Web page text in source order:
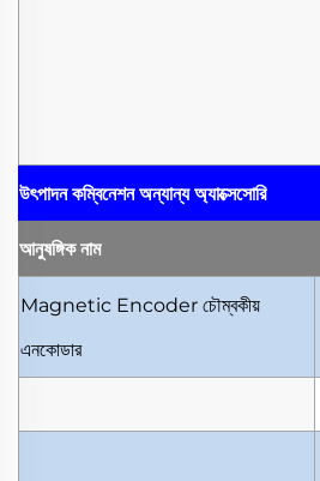
উৎপাদন কম্বিনেশনঅন্যান্য অ্যাক্সেসোরি
আনুষঙ্গিকনাম
Magnetic Encoder চৌম্বকীয়
এনকোডার